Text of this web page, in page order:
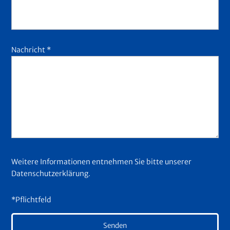
Nachricht *
Weitere Informationen entnehmen Sie bitte unserer
Datenschutzerklärung.
*Pflichtfeld